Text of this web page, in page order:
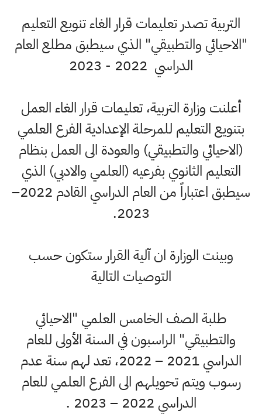
التربية تصدر تعليمات قرار الغاء تنويع التعليم
"الاحيائي والتطبيقي" الذي سيطبق مطلع العام
الدراسي 2022 - 2023
أعلنت وزارة التربية، تعليمات قرار الغاء العمل
بتنويع التعليم للمرحلة الإعدادية الفرع العلمي
(الاحيائي والتطبيقي) والعودة الى العمل بنظام
التعليم الثانوي بفرعيه (العلمي والادبي) الذي
سيطبق اعتباراً من العام الدراسي القادم 2022–
2023.
وبينت الوزارة ان آلية القرار ستكون حسب
التوصيات التالية
طلبة الصف الخامس العلمي "الاحيائي
والتطبيقي" الراسبون في السنة الأولى للعام
الدراسي 2021 – 2022، تعد لهم سنة عدم
رسوب ويتم تحويلهم الى الفرع العلمي للعام
الدراسي 2022 – 2023 .